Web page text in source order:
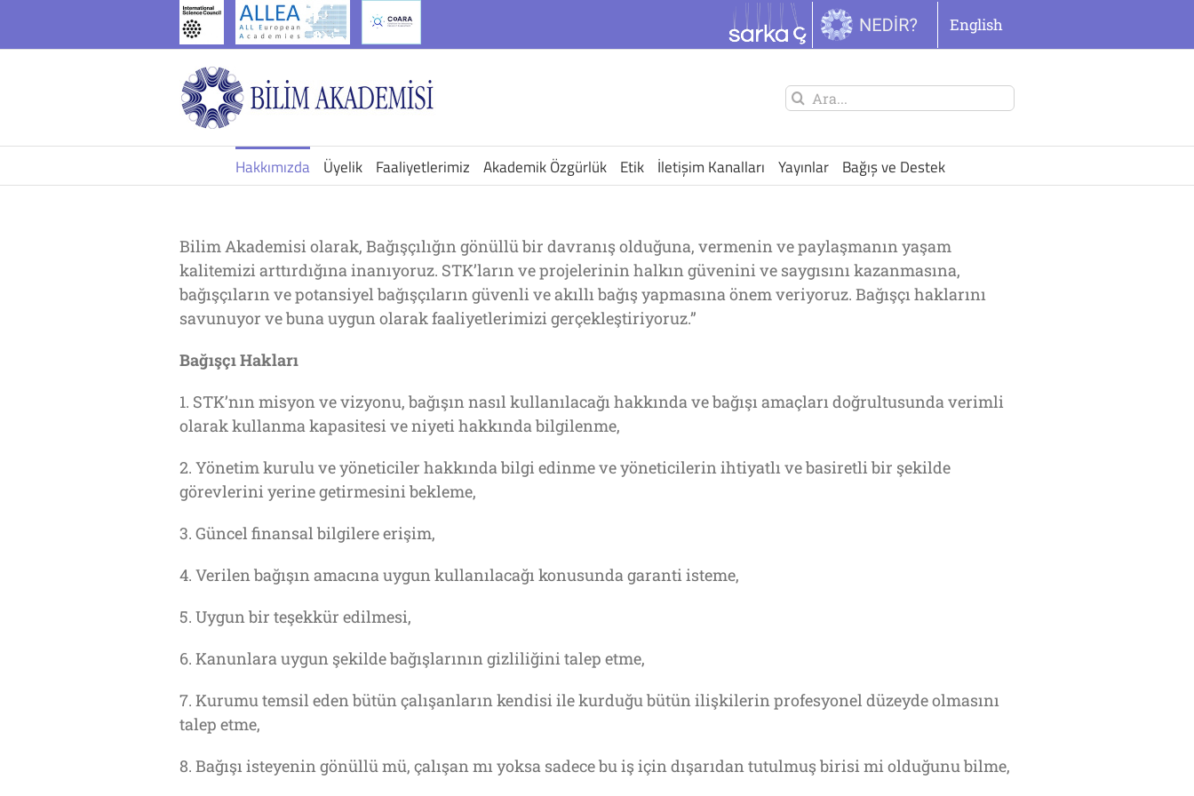
English
Şunu
Hakkımızda Üyelik Faaliyetlerimiz Akademik Özgürlük Etik İletişim Kanalları Yayınlar Bağış ve Destek
Bilim Akademisi olarak, Bağışçılığın gönüllü bir davranış olduğuna, vermenin ve paylaşmanın yaşam
kalitemizi arttırdığına inanıyoruz. STK’ların ve projelerinin halkın güvenini ve saygısını kazanmasına,
bağışçıların ve potansiyel bağışçıların güvenli ve akıllı bağış yapmasına önem veriyoruz. Bağışçı haklarını
savunuyor ve buna uygun olarak faaliyetlerimizi gerçekleştiriyoruz.”
Bağışçı Hakları
1. STK’nın misyon ve vizyonu, bağışın nasıl kullanılacağı hakkında ve bağışı amaçları doğrultusunda verimli
olarak kullanma kapasitesi ve niyeti hakkında bilgilenme,
2. Yönetim kurulu ve yöneticiler hakkında bilgi edinme ve yöneticilerin ihtiyatlı ve basiretli bir şekilde
görevlerini yerine getirmesini bekleme,
3. Güncel finansal bilgilere erişim,
4. Verilen bağışın amacına uygun kullanılacağı konusunda garanti isteme,
5. Uygun bir teşekkür edilmesi,
6. Kanunlara uygun şekilde bağışlarının gizliliğini talep etme,
7. Kurumu temsil eden bütün çalışanların kendisi ile kurduğu bütün ilişkilerin profesyonel düzeyde olmasını
talep etme,
8. Bağışı isteyenin gönüllü mü, çalışan mı yoksa sadece bu iş için dışarıdan tutulmuş birisi mi olduğunu bilme,